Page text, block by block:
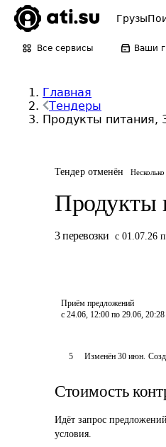
Грузы
Все сервисы Ваши
Главная
Тендеры
Продукты питания,
Тендер отменён
Продукты
3 перевозки с 01.07.26
Приём предложений
с 24.06, 12:00 по 29.06, 20:28
5 Изменён 30 июн.
Стоимость
Идёт запрос
условия.